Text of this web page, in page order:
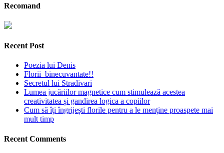
Recomand
Recent Post
Poezia lui Denis
Florii binecuvantate!!
Secretul lui Stradivari
Lumea jucăriilor magnetice cum stimulează acestea
creativitatea și gandirea logica a copiilor
Cum să îți îngrijești florile pentru a le menține proaspete mai
mult timp
Recent Comments